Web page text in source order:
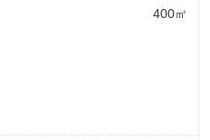
400㎡